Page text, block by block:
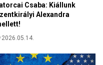
Csaba: Kiállunk
Alexandra
2026.05.14.